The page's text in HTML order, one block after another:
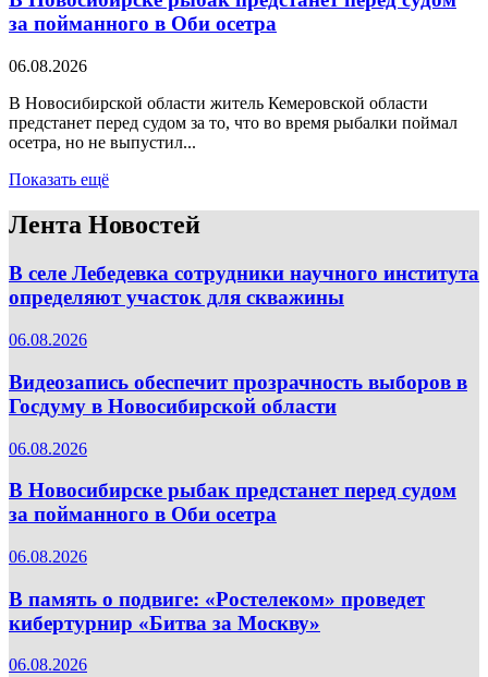
за пойманного в Оби осетра
06.08.2026
В Новосибирской области житель Кемеровской области
предстанет перед судом за то, что во время рыбалки поймал
осетра, но не выпустил...
Показать ещё
Лента Новостей
В селе Лебедевка сотрудники научного института
определяют участок для скважины
06.08.2026
Видеозапись обеспечит прозрачность выборов в
Госдуму в Новосибирской области
06.08.2026
В Новосибирске рыбак предстанет перед судом
за пойманного в Оби осетра
06.08.2026
В память о подвиге: «Ростелеком» проведет
кибертурнир «Битва за Москву»
06.08.2026